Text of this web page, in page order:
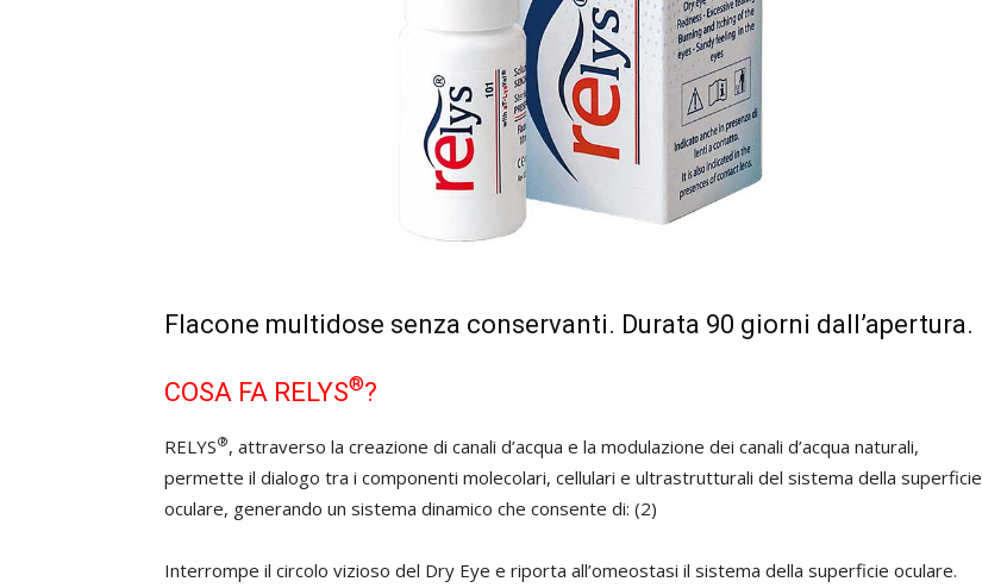
Flacone multidose senza conservanti. Durata 90 giorni dall’apertura.
COSA FA RELYS®?
RELYS®, attraverso la creazione di canali d’acqua e la modulazione dei canali d’acqua naturali,
permette il dialogo tra i componenti molecolari, cellulari e ultrastrutturali del sistema della superficie
oculare, generando un sistema dinamico che consente di: (2)
Interrompe il circolo vizioso del Dry Eye e riporta all’omeostasi il sistema della superficie oculare.